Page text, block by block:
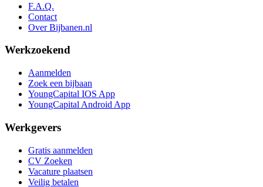
F.A.Q.
Contact
Over Bijbanen.nl
Werkzoekend
Aanmelden
Zoek een bijbaan
YoungCapital IOS App
YoungCapital Android App
Werkgevers
Gratis aanmelden
CV Zoeken
Vacature plaatsen
Veilig betalen